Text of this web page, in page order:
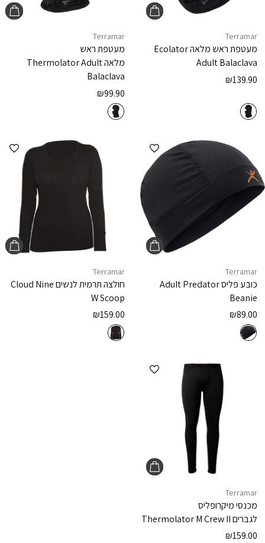
Terramar
מעטפת ראש מלאהEcolator
Adult Balaclava
₪139.90
Terramar
מעטפת ראש
מלאהThermolator Adult
Balaclava
₪99.90
הוספה למועדפים
Terramar
כובע פליסAdult Predator
Beanie
₪89.00
Terramar
חולצה תרמית לנשיםCloud Nine
W Scoop
₪159.00
הוספה למועדפים
Terramar
מכנסי מיקרופליס
לגבריםThermolator M Crew II
₪159.00